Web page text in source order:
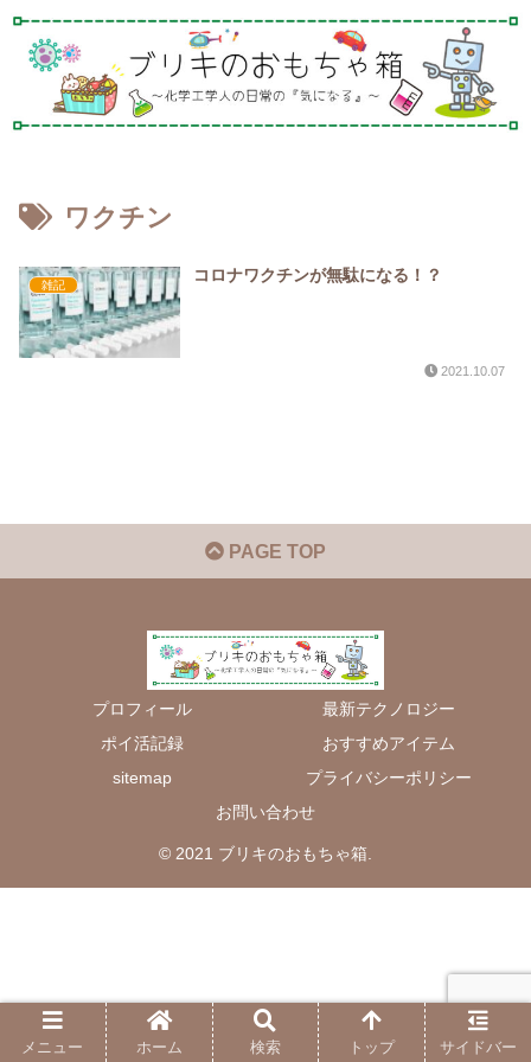
ワクチン
雑記
コロナワクチンが無駄になる！？
2021.10.07
PAGE TOP
プロフィール
最新テクノロジー
ポイ活記録
おすすめアイテム
sitemap
プライバシーポリシー
お問い合わせ
© 2021 ブリキのおもちゃ箱.
メニュー ホーム 検索 トップ サイドバー